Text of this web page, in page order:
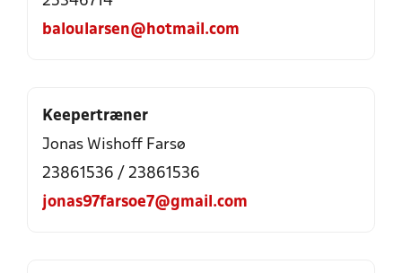
baloularsen@hotmail.com
Keepertræner
Jonas Wishoff Farsø
23861536 / 23861536
jonas97farsoe7@gmail.com